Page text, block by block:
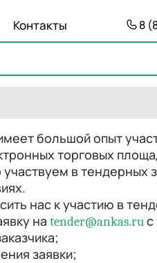
Контакты 8
большой опыт
торговых
в тендерных
нас к участию в
на tender@ankas.ruс
заявки;